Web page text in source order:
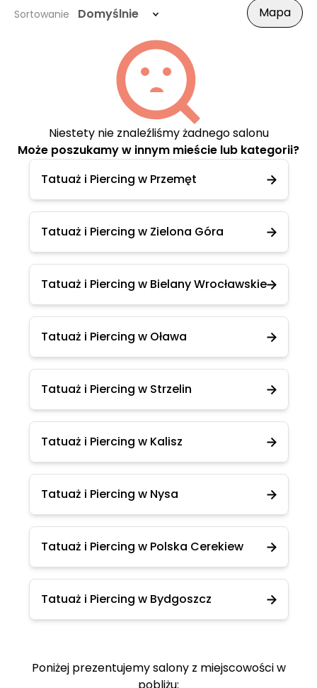
Sortowanie Domyślnie Mapa
Niestety nie znaleźliśmy żadnego salonu
Może poszukamy w innym mieście lub kategorii?
Tatuaż i Piercing w Przemęt
Tatuaż i Piercing w Zielona Góra
Tatuaż i Piercing w Bielany Wrocławskie
Tatuaż i Piercing w Oława
Tatuaż i Piercing w Strzelin
Tatuaż i Piercing w Kalisz
Tatuaż i Piercing w Nysa
Tatuaż i Piercing w Polska Cerekiew
Tatuaż i Piercing w Bydgoszcz
Poniżej prezentujemy salony z miejscowości w